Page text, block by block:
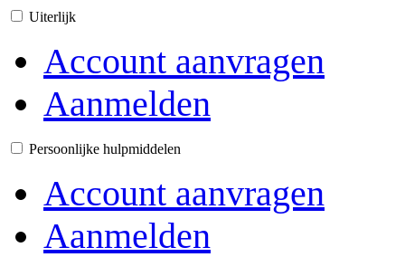
Uiterlijk
Account aanvragen
Aanmelden
Persoonlijke hulpmiddelen
Account aanvragen
Aanmelden